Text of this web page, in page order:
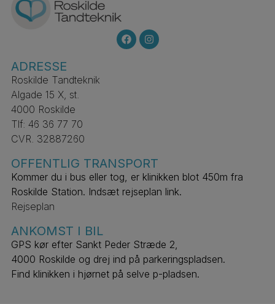
ADRESSE
Roskilde Tandteknik
Algade 15 X, st.
4000 Roskilde
Tlf: 46 36 77 70
CVR. 32887260
ANKOMST I BIL
GPS kør efter Sankt Peder Stræde 2,
4000 Roskilde og drej ind på parkeringspladsen.
Find klinikken i hjørnet på selve p-pladsen.
OFFENTLIG TRANSPORT
Kommer du i bus eller tog, er klinikken blot 450m fra
Roskilde Station. Indsæt rejseplan link.
Rejseplan